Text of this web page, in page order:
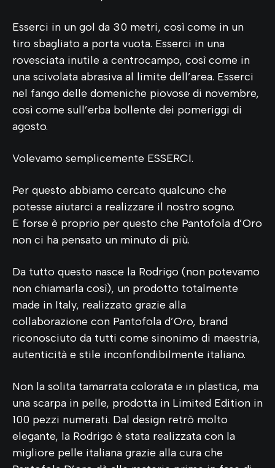
Esserci in un gol da 30 metri, così come in un
tiro sbagliato a porta vuota. Esserci in una
rovesciata inutile a centrocampo, così come in
una scivolata abrasiva al limite dell’area. Esserci
nel fango delle domeniche piovose di novembre,
così come sull’erba bollente dei pomeriggi di
agosto.
Volevamo semplicemente ESSERCI.
Per questo abbiamo cercato qualcuno che
potesse aiutarci a realizzare il nostro sogno.
E forse è proprio per questo che Pantofola d’Oro
non ci ha pensato un minuto di più.
Da tutto questo nasce la Rodrigo (non potevamo
non chiamarla così), un prodotto totalmente
made in Italy, realizzato grazie alla
collaborazione con Pantofola d’Oro, brand
riconosciuto da tutti come sinonimo di maestria,
autenticità e stile inconfondibilmente italiano.
Non la solita tamarrata colorata e in plastica, ma
una scarpa in pelle, prodotta in Limited Edition in
100 pezzi numerati. Dal design retrò molto
elegante, la Rodrigo è stata realizzata con la
migliore pelle italiana grazie alla cura che